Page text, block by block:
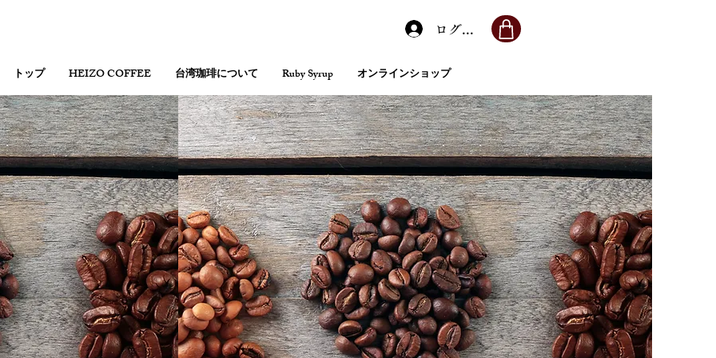
ログイン
トップ HEIZO COFFEE 台湾珈琲について Ruby Syrup オンラインショップ